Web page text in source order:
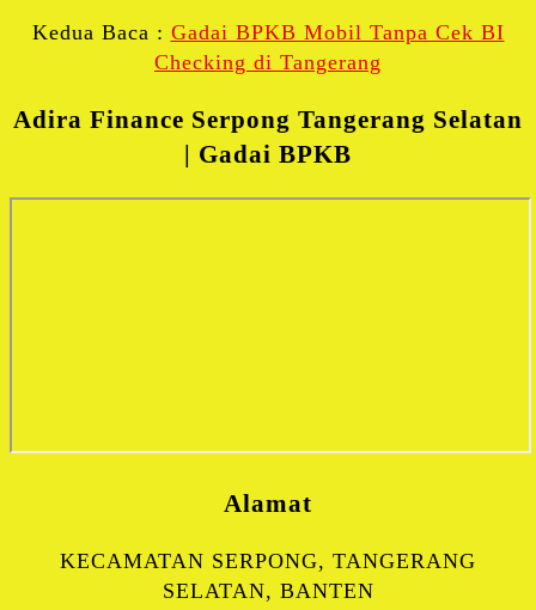
Kedua Baca : Gadai BPKB Mobil Tanpa Cek BI
Checking di Tangerang
Adira Finance Serpong Tangerang Selatan
| Gadai BPKB
Alamat
KECAMATAN SERPONG, TANGERANG
SELATAN, BANTEN